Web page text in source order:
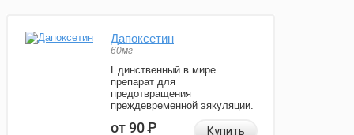
Дапоксетин
60мг
Единственный в мире
препарат для
предотвращения
преждевременной эякуляции.
от 90Р Купить